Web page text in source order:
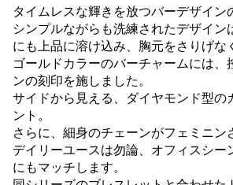
タイムレスな輝きを放つバーデザイン
シンプルながらも洗練されたデザイン
にも上品に溶け込み、胸元をさりげな
ゴールドカラーのバーチャームには、
ンの刻印を施しました。
サイドから見える、ダイヤモンド型の
ント。
さらに、細身のチェーンがフェミニン
デイリーユースは勿論、オフィスシー
にもマッチします。